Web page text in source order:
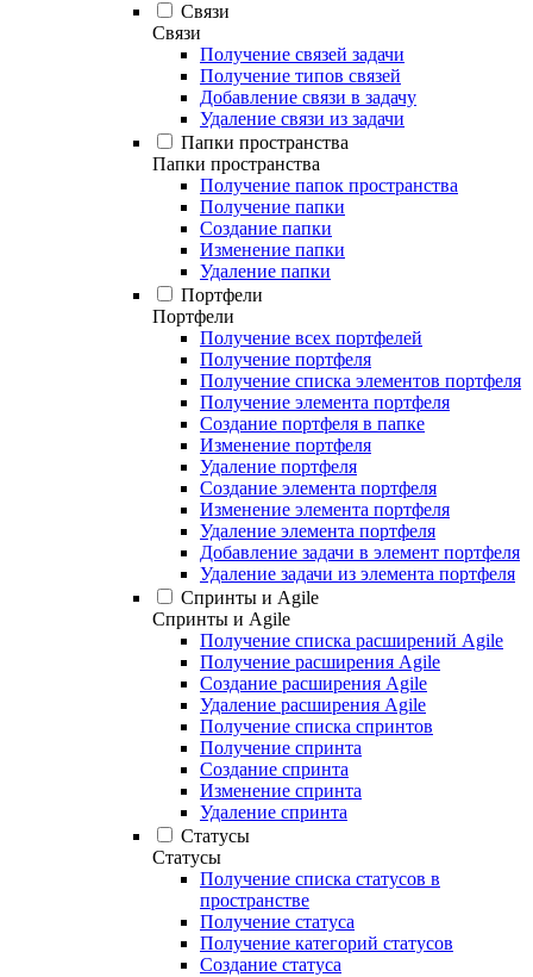
Связи
Связи
Получение связей задачи
Получение типов связей
Добавление связи в задачу
Удаление связи из задачи
Папки пространства
Папки пространства
Получение папок пространства
Получение папки
Создание папки
Изменение папки
Удаление папки
Портфели
Портфели
Получение всех портфелей
Получение портфеля
Получение списка элементов портфеля
Получение элемента портфеля
Создание портфеля в папке
Изменение портфеля
Удаление портфеля
Создание элемента портфеля
Изменение элемента портфеля
Удаление элемента портфеля
Добавление задачи в элемент портфеля
Удаление задачи из элемента портфеля
Спринты и Agile
Спринты и Agile
Получение списка расширений Agile
Получение расширения Agile
Создание расширения Agile
Удаление расширения Agile
Получение списка спринтов
Получение спринта
Создание спринта
Изменение спринта
Удаление спринта
Статусы
Статусы
Получение списка статусов в
пространстве
Получение статуса
Получение категорий статусов
Создание статуса